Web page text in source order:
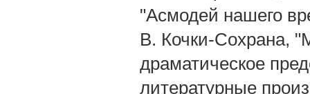
"Асмодей нашего
В. Кочки-Сохрана,
драматическое
литературные